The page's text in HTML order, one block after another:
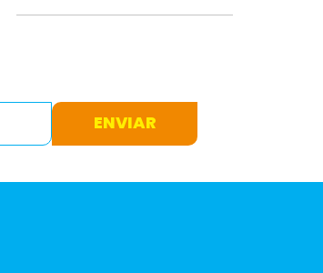
ENVIAR